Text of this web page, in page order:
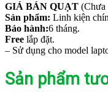
GIÁ BÁN QUẠT (Chưa
Sản phẩm: Linh kiện
Bảo hành:6 tháng.
Free lắp đặt.
– Sử dụng cho model
Sản phẩm